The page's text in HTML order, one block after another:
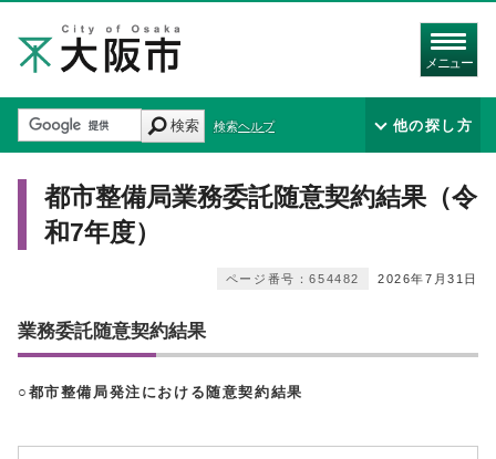
メニュー
検索 検索ヘルプ 他の探し方
都市整備局業務委託随意契約結果（令
和7年度）
2026年7月31日
ページ番号：654482
業務委託随意契約結果
○都市整備局発注における随意契約結果